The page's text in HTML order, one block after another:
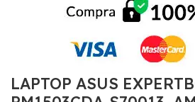
LAPTOP ASUS